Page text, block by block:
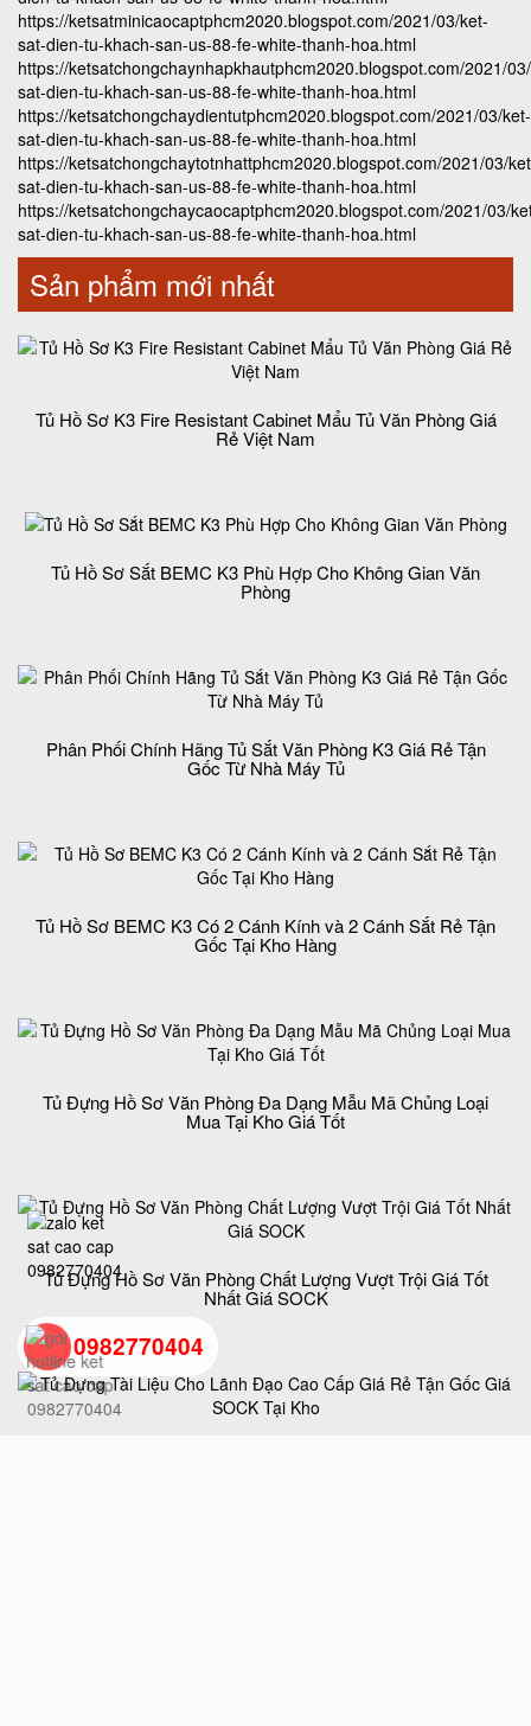
https://ketsatminicaocaptphcm2020.blogspot.com/2021/03/ket-
sat-dien-tu-khach-san-us-88-fe-white-thanh-hoa.html
https://ketsatchongchaynhapkhautphcm2020.blogspot.com/2021/
sat-dien-tu-khach-san-us-88-fe-white-thanh-hoa.html
https://ketsatchongchaydientutphcm2020.blogspot.com/2021/03/ket-
sat-dien-tu-khach-san-us-88-fe-white-thanh-hoa.html
https://ketsatchongchaytotnhattphcm2020.blogspot.com/2021/03/
sat-dien-tu-khach-san-us-88-fe-white-thanh-hoa.html
https://ketsatchongchaycaocaptphcm2020.blogspot.com/2021/03/
sat-dien-tu-khach-san-us-88-fe-white-thanh-hoa.html
Sản phẩm mới nhất
Tủ Hồ Sơ K3 Fire Resistant Cabinet Mẩu Tủ Văn Phòng Giá
Rẻ Việt Nam
Tủ Hồ Sơ Sắt BEMC K3 Phù Hợp Cho Không Gian Văn
Phòng
Phân Phối Chính Hãng Tủ Sắt Văn Phòng K3 Giá Rẻ Tận
Gốc Từ Nhà Máy Tủ
Tủ Hồ Sơ BEMC K3 Có 2 Cánh Kính và 2 Cánh Sắt Rẻ Tận
Gốc Tại Kho Hàng
Tủ Đựng Hồ Sơ Văn Phòng Đa Dạng Mẫu Mã Chủng Loại
Mua Tại Kho Giá Tốt
Tủ Đựng Hồ Sơ Văn Phòng Chất Lượng Vượt Trội Giá Tốt
Nhất Giá SOCK
0982770404